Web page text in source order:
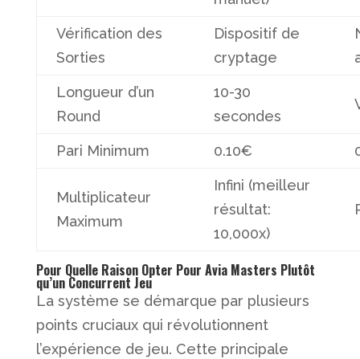
Vérification des
Sorties
Dispositif de
cryptage
Longueur d’un
Round
10-30
secondes
Pari Minimum 0.10€
Multiplicateur
Maximum
Infini (meilleur
résultat:
10,000x)
Pour Quelle Raison Opter Pour Avia Masters Plutôt
qu’un Concurrent Jeu
La système se démarque par plusieurs
points cruciaux qui révolutionnent
l’expérience de jeu. Cette principale